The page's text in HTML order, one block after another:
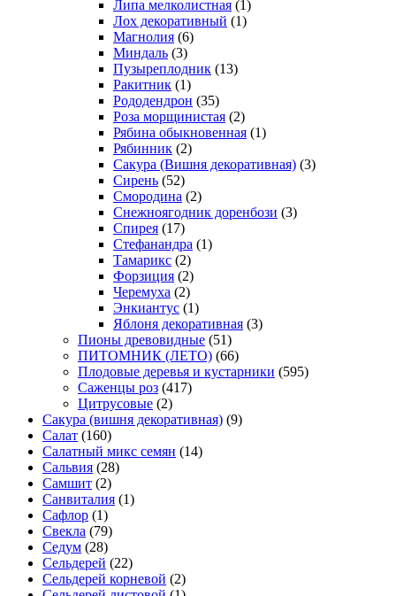
Липа мелколистная (1)
Лох декоративный (1)
Магнолия (6)
Миндаль (3)
Пузыреплодник (13)
Ракитник (1)
Рододендрон (35)
Роза морщинистая (2)
Рябина обыкновенная (1)
Рябинник (2)
Сакура (Вишня декоративная) (3)
Сирень (52)
Смородина (2)
Снежноягодник доренбози (3)
Спирея (17)
Стефанандра (1)
Тамарикс (2)
Форзиция (2)
Черемуха (2)
Энкиантус (1)
Яблоня декоративная (3)
Пионы древовидные (51)
ПИТОМНИК (ЛЕТО) (66)
Плодовые деревья и кустарники (595)
Саженцы роз (417)
Цитрусовые (2)
Сакура (вишня декоративная) (9)
Салат (160)
Салатный микс семян (14)
Сальвия (28)
Самшит (2)
Санвиталия (1)
Сафлор (1)
Свекла (79)
Седум (28)
Сельдерей (22)
Сельдерей корневой (2)